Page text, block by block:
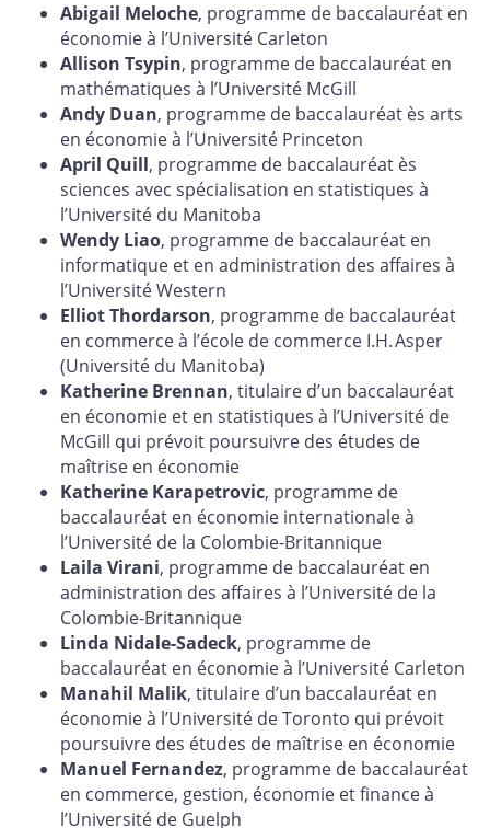
Abigail Meloche, programme de baccalauréat en
économie à l’Université Carleton
Allison Tsypin, programme de baccalauréat en
mathématiques à l’Université McGill
Andy Duan, programme de baccalauréat ès arts
en économie à l’Université Princeton
April Quill, programme de baccalauréat ès
sciences avec spécialisation en statistiques à
l’Université du Manitoba
Wendy Liao, programme de baccalauréat en
informatique et en administration des affaires à
l’Université Western
Elliot Thordarson, programme de baccalauréat
en commerce à l’école de commerce I.H. Asper
(Université du Manitoba)
Katherine Brennan, titulaire d’un baccalauréat
en économie et en statistiques à l’Université de
McGill qui prévoit poursuivre des études de
maîtrise en économie
Katherine Karapetrovic, programme de
baccalauréat en économie internationale à
l’Université de la Colombie-Britannique
Laila Virani, programme de baccalauréat en
administration des affaires à l’Université de la
Colombie-Britannique
Linda Nidale-Sadeck, programme de
baccalauréat en économie à l’Université Carleton
Manahil Malik, titulaire d’un baccalauréat en
économie à l’Université de Toronto qui prévoit
poursuivre des études de maîtrise en économie
Manuel Fernandez, programme de baccalauréat
en commerce, gestion, économie et finance à
l’Université de Guelph